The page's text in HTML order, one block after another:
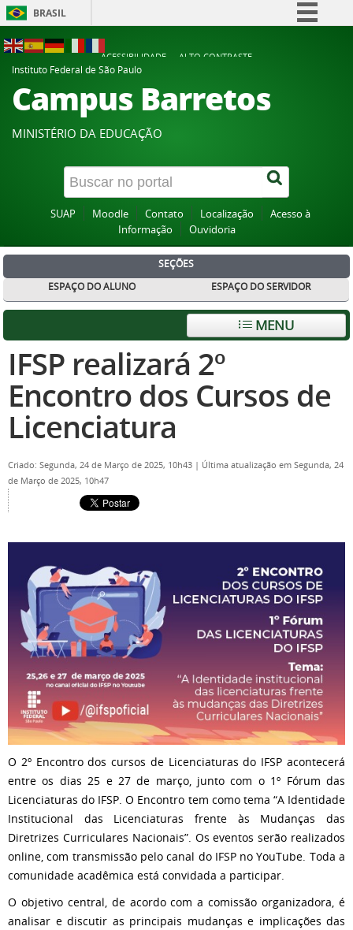
BRASIL
Participe
Acesso à informação
Canais
ACESSIBILIDADE
ALTO CONTRASTE
Instituto Federal de São Paulo
Campus Barretos
MINISTÉRIO DA EDUCAÇÃO
SUAP Moodle Contato Localização
Acesso à
Informação
Ouvidoria
SEÇÕES
ESPAÇO DO ALUNO
ESPAÇO DO SERVIDOR
MENU
IFSP realizará 2º
Encontro dos Cursos de
Licenciatura
Criado: Segunda, 24 de Março de 2025, 10h43 | Última atualização em Segunda, 24
de Março de 2025, 10h47
O 2º Encontro dos cursos de Licenciaturas do IFSP acontecerá
entre os dias 25 e 27 de março, junto com o 1º Fórum das
Licenciaturas do IFSP. O Encontro tem como tema “A Identidade
Institucional das Licenciaturas frente às Mudanças das
Diretrizes Curriculares Nacionais”. Os eventos serão realizados
online, com transmissão pelo canal do IFSP no YouTube. Toda a
comunidade acadêmica está convidada a participar.
O objetivo central, de acordo com a comissão organizadora, é
analisar e discutir as principais mudanças e implicações das